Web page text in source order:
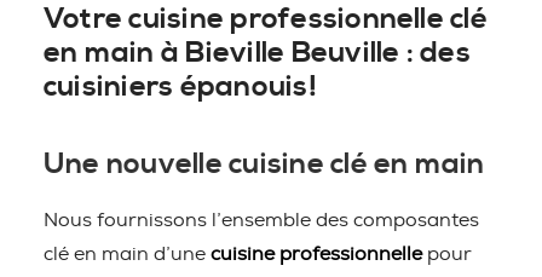
Votre cuisine professionnelle clé
en main à Bieville Beuville : des
cuisiniers épanouis!
Une nouvelle cuisine clé en main
Nous fournissons l’ensemble des composantes
clé en main d’une cuisine professionnellepour